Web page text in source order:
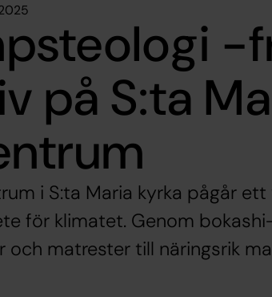
-
på S:ta
i S:ta Maria kyrka pågår
för klimatet. Genom
och matrester till näringsrik